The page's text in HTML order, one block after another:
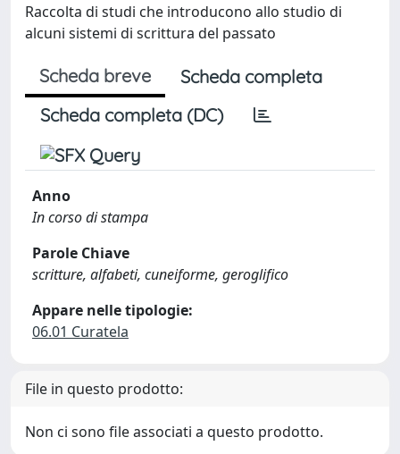
Raccolta di studi che introducono allo studio di
alcuni sistemi di scrittura del passato
Scheda breve
Scheda completa
Scheda completa (DC)
Anno
In corso di stampa
Parole Chiave
scritture, alfabeti, cuneiforme, geroglifico
Appare nelle tipologie:
06.01 Curatela
File in questo prodotto:
Non ci sono file associati a questo prodotto.